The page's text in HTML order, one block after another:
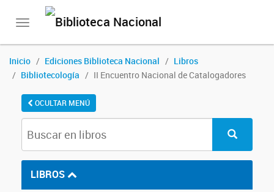
Toggle
Inicio Ediciones Biblioteca Nacional
Libros
Bibliotecología
II Encuentro Nacional de Catalogadores
OCULTAR MENÚ
LIBROS